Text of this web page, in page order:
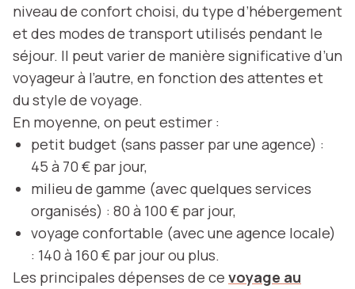
niveau de confort choisi, du type d’hébergement
et des modes de transport utilisés pendant le
séjour. Il peut varier de manière significative d’un
voyageur à l’autre, en fonction des attentes et
du style de voyage.
En moyenne, on peut estimer :
petit budget (sans passer par une agence) :
45 à 70 € par jour,
milieu de gamme (avec quelques services
organisés) : 80 à 100 € par jour,
voyage confortable (avec une agence locale)
: 140 à 160 € par jour ou plus.
Les principales dépenses de ce voyage au